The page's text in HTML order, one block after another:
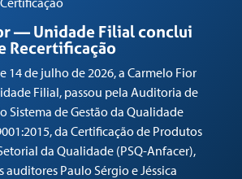
— Unidade Filial conclui
Recertificação
14 de julho de 2026, a Carmelo Fior
Filial, passou pela Auditoria de
Sistema de Gestão da Qualidade
da Certificação de Produtos
da Qualidade (PSQ-Anfacer),
Paulo Sérgio e Jéssica